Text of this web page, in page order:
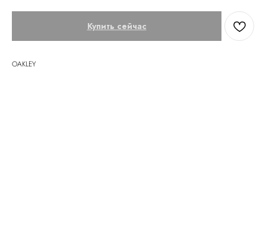
Купить сейчас
OAKLEY